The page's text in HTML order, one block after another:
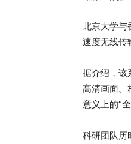
北京大学与
速度无线传
据介绍，该
高清画面。
意义上的“
科研团队历